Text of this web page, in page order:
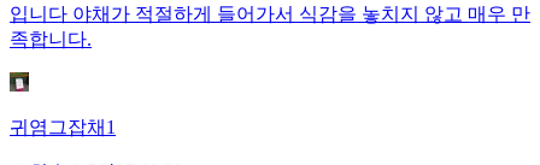
입니다 야채가 적절하게 들어가서 식감을 놓치지 않고 매우 만
족합니다.
귀염그잡채1